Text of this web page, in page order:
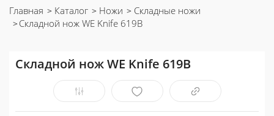
Главная Каталог Ножи
Складные ножи
Складной нож WE Knife 619B
Складной нож WE Knife 619B